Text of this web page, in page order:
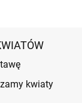
kwiaty